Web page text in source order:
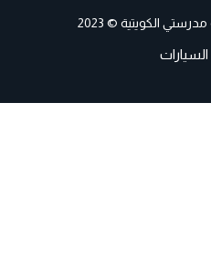
الكويتية © 2023